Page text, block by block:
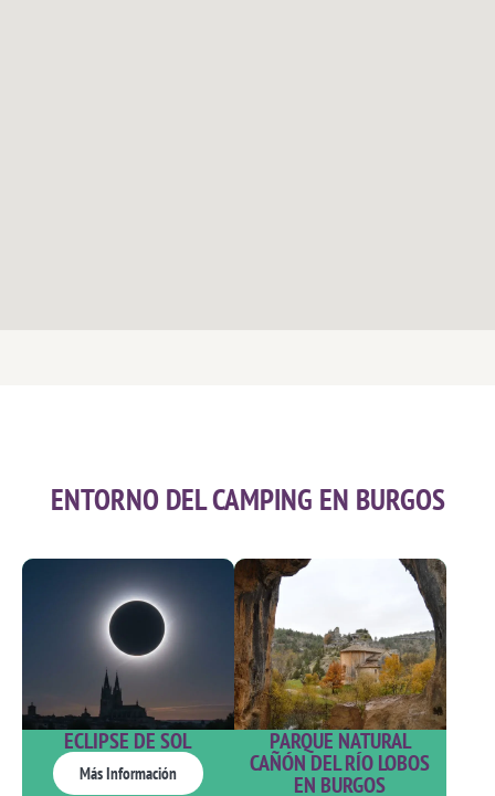
ENTORNO DEL CAMPING EN BURGOS
ECLIPSE DE SOL
Más Información
PARQUE NATURAL
CAÑÓN DEL RÍO LOBOS
EN BURGOS